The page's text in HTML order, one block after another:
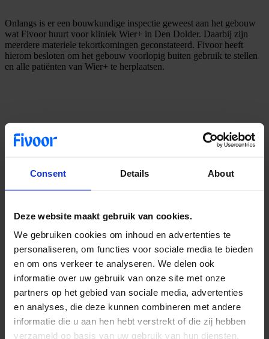
Consent Details About
Deze website maakt gebruik van cookies.
We gebruiken cookies om inhoud en advertenties te
personaliseren, om functies voor sociale media te bieden
en om ons verkeer te analyseren. We delen ook
informatie over uw gebruik van onze site met onze
partners op het gebied van sociale media, advertenties
en analyses, die deze kunnen combineren met andere
informatie die u aan hen hebt verstrekt of die zij hebben
verzameld op basis van uw gebruik van hun diensten.
Onlangs is er een bouwkundige inspectie geweest aan het gebouw
wat Fivoor huurt voor kliniek Wier+ in Den Dolder. Daarbij zijn
meerdere materiele tekortkomingen geconstateerd. Fivoor heeft
hierom besloten om het gebouw voorlopig buiten gebruik te stellen
en alle patiënten van Wier+ te herplaatsen.
Patiënten worden ondergebracht bij
andere klinieken
klinieken met passende behandelplekken. Er is een team geformeerd
zorgvuldig plaats gezien de uiteenlopende behandelingen van de
tijd alle patiënten een passende alternatieve omgeving hebben
gevonden om hun behandeling voort te zetten.